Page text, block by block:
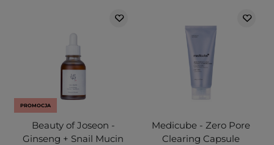
PROMOCJA
Beauty of Joseon -
Ginseng + Snail Mucin
Medicube - Zero Pore
Clearing Capsule